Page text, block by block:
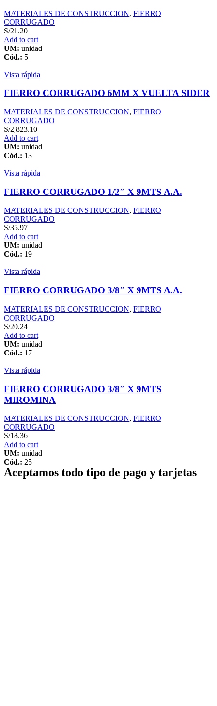
MATERIALES DE CONSTRUCCION, FIERRO
CORRUGADO
S/21.20
Add to cart
UM: unidad
Cód.: 5
Vista rápida
FIERRO CORRUGADO 6MM X VUELTA SIDER
MATERIALES DE CONSTRUCCION, FIERRO
CORRUGADO
S/2,823.10
Add to cart
UM: unidad
Cód.: 13
Vista rápida
FIERRO CORRUGADO 1/2″ X 9MTS A.A.
MATERIALES DE CONSTRUCCION, FIERRO
CORRUGADO
S/35.97
Add to cart
UM: unidad
Cód.: 19
Vista rápida
FIERRO CORRUGADO 3/8″ X 9MTS A.A.
MATERIALES DE CONSTRUCCION, FIERRO
CORRUGADO
S/20.24
Add to cart
UM: unidad
Cód.: 17
Vista rápida
FIERRO CORRUGADO 3/8″ X 9MTS
MIROMINA
MATERIALES DE CONSTRUCCION, FIERRO
CORRUGADO
S/18.36
Add to cart
UM: unidad
Cód.: 25
Aceptamos todo tipo de pago y tarjetas